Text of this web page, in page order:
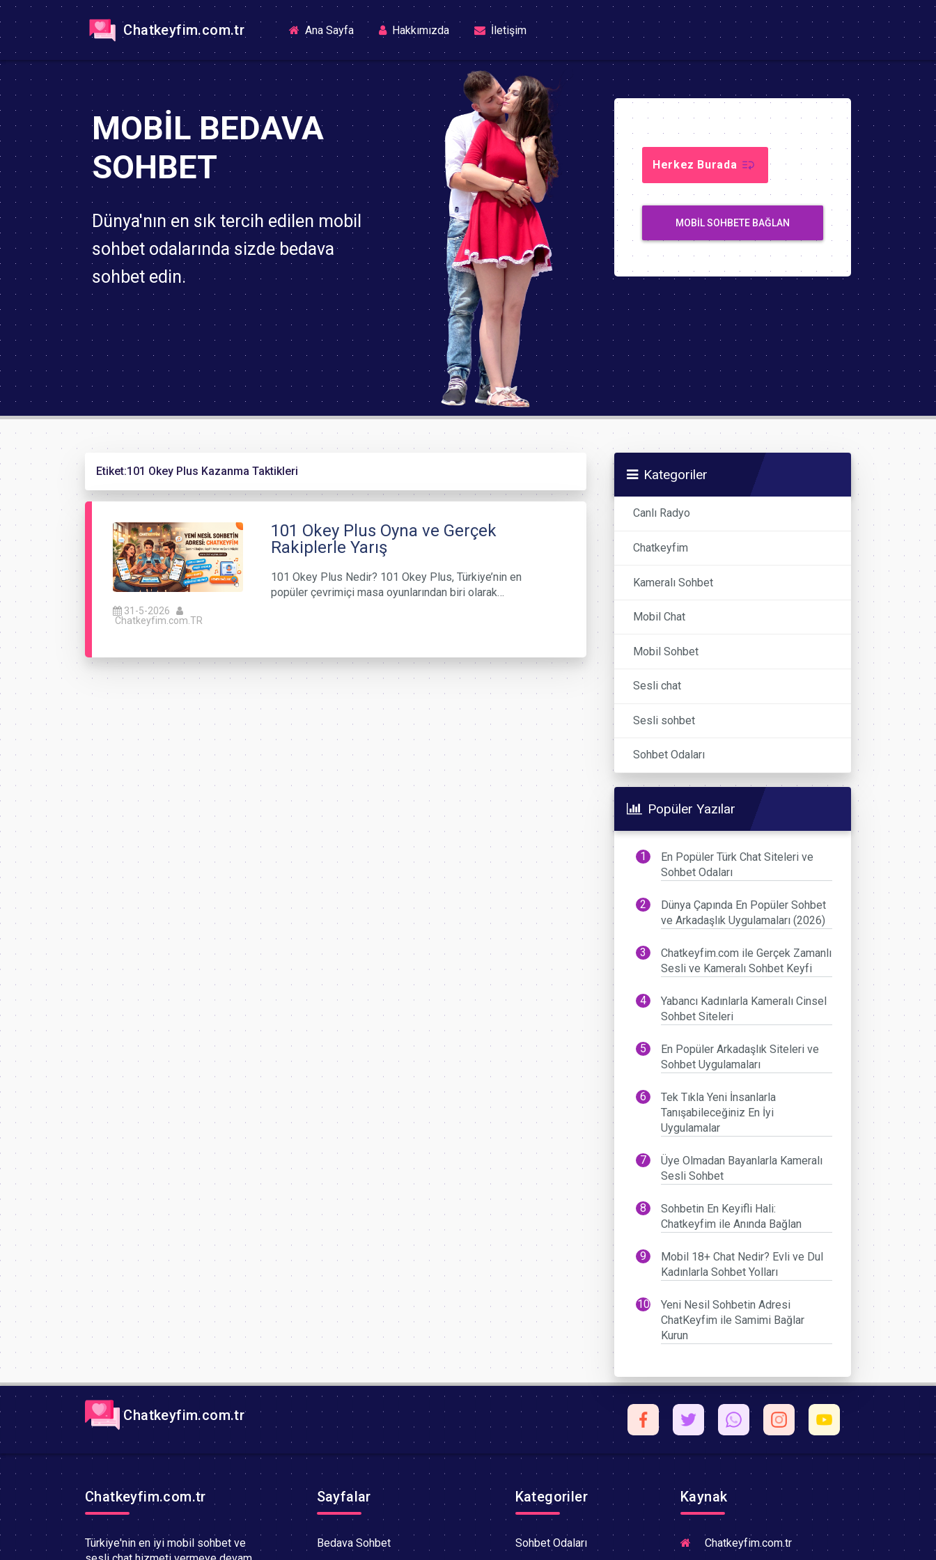
Chatkeyfim.com.tr Ana Sayfa(current)Hakkımızda İletişim
MOBIL BEDAVA
SOHBET
Dünya'nın en sık tercih edilen mobil
sohbet odalarında sizde bedava
sohbet edin.
Herkez Burada
MOBIL SOHBETE BAĞLAN
Etiket:101 Okey Plus Kazanma Taktikleri
31-5-2026
Chatkeyfim.com.TR
101 Okey Plus Oyna ve Gerçek
Rakiplerle Yarış
101 Okey Plus Nedir? 101 Okey Plus, Türkiye’nin en
popüler çevrimiçi masa oyunlarından biri olarak…
Kategoriler
Canlı Radyo
Chatkeyfim
Kameralı Sohbet
Mobil Chat
Mobil Sohbet
Sesli chat
Sesli sohbet
Sohbet Odaları
Popüler Yazılar
En Popüler Türk Chat Siteleri ve
Sohbet Odaları
Dünya Çapında En Popüler Sohbet
ve Arkadaşlık Uygulamaları (2026)
Chatkeyfim.com ile Gerçek Zamanlı
Sesli ve Kameralı Sohbet Keyfi
Yabancı Kadınlarla Kameralı Cinsel
Sohbet Siteleri
En Popüler Arkadaşlık Siteleri ve
Sohbet Uygulamaları
Tek Tıkla Yeni İnsanlarla
Tanışabileceğiniz En İyi
Uygulamalar
Üye Olmadan Bayanlarla Kameralı
Sesli Sohbet
Sohbetin En Keyifli Hali:
Chatkeyfim ile Anında Bağlan
Mobil 18+ Chat Nedir? Evli ve Dul
Kadınlarla Sohbet Yolları
Yeni Nesil Sohbetin Adresi
ChatKeyfim ile Samimi Bağlar
Kurun
Chatkeyfim.com.tr
Chatkeyfim.com.tr
Türkiye'nin en iyi mobil sohbet ve
Sayfalar
Bedava Sohbet
Kategoriler
Sohbet Odaları
Kaynak
Chatkeyfim.com.tr